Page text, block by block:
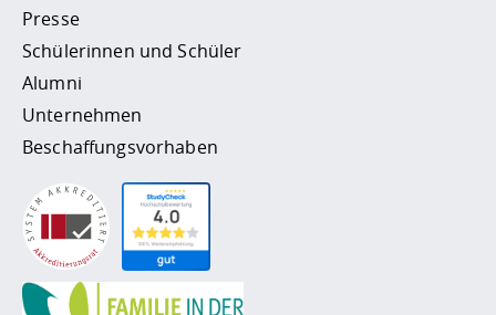
Presse
Schülerinnen und Schüler
Alumni
Unternehmen
Beschaffungsvorhaben